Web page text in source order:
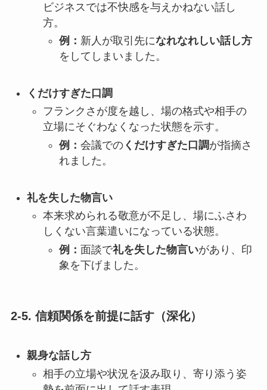
ビジネスでは不快感を与えかねない話し
方。
例： 新人が取引先になれなれしい話し方
をしてしまいました。
くだけすぎた口調
フランクさが度を越し、場の格式や相手の
立場にそぐわなくなった状態を示す。
例： 会議でのくだけすぎた口調が指摘さ
れました。
礼を失した物言い
本来求められる敬意が不足し、場にふさわ
しくない言葉遣いになっている状態。
例： 面談で礼を失した物言いがあり、印
象を下げました。
2-5. 信頼関係を前提に話す（深化）
親身な話し方
相手の立場や状況を汲み取り、寄り添う姿